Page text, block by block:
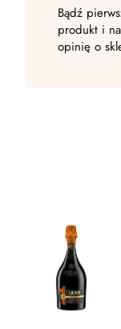
Bądź
produkt i
opinię o